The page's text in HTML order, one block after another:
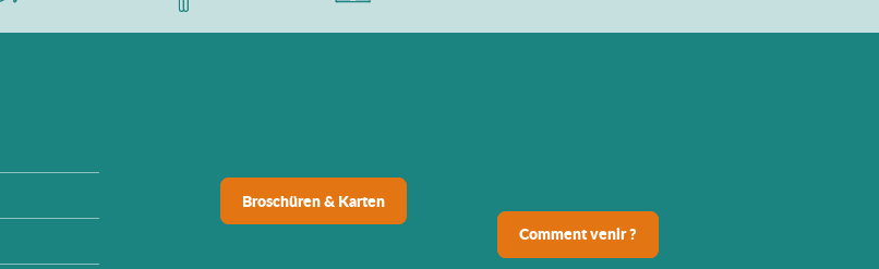
Broschüren & Karten
Comment venir ?